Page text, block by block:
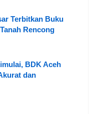
Terbitkan Buku
Rencong
BDK Aceh
dan